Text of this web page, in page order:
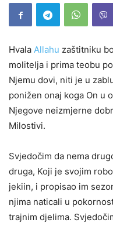
Hvala Allahu zaštitniku
molitelja i prima teobu
Njemu dovi, niti je u
ponižen onaj koga On u
Njegove neizmjerne
Milostivi.
Svjedočim da nema
druga, Koji je svojim
jekiin, i propisao im
njima naticali u
trajnim djelima.